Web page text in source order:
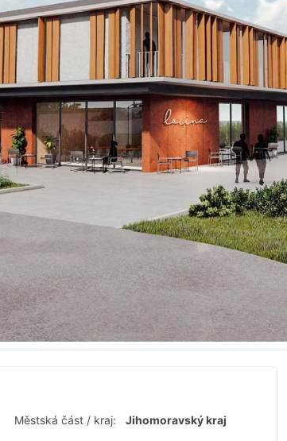
Městská část / kraj: Jihomoravský kraj